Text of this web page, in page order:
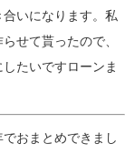
いになります。私
せて貰ったので、
たいですローンま
おまとめできまし